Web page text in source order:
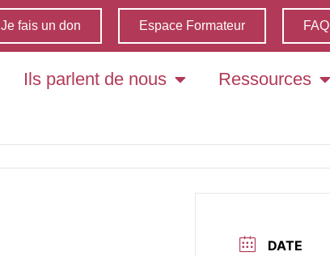
Je fais un don Espace Formateur FAQ
Ils parlent de nous Ressources
DATE